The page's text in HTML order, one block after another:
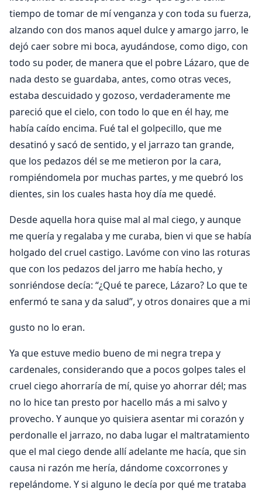
tiempo de tomar de mí venganza y con toda su fuerza,
alzando con dos manos aquel dulce y amargo jarro, le
dejó caer sobre mi boca, ayudándose, como digo, con
todo su poder, de manera que el pobre Lázaro, que de
nada desto se guardaba, antes, como otras veces,
estaba descuidado y gozoso, verdaderamente me
pareció que el cielo, con todo lo que en él hay, me
había caído encima. Fué tal el golpecillo, que me
desatinó y sacó de sentido, y el jarrazo tan grande,
que los pedazos dél se me metieron por la cara,
rompiéndomela por muchas partes, y me quebró los
dientes, sin los cuales hasta hoy día me quedé.
Desde aquella hora quise mal al mal ciego, y aunque
me quería y regalaba y me curaba, bien vi que se había
holgado del cruel castigo. Lavóme con vino las roturas
que con los pedazos del jarro me había hecho, y
sonriéndose decía: “¿Qué te parece, Lázaro? Lo que te
enfermó te sana y da salud”, y otros donaires que a mi
gusto no lo eran.
Ya que estuve medio bueno de mi negra trepa y
cardenales, considerando que a pocos golpes tales el
cruel ciego ahorraría de mí, quise yo ahorrar dél; mas
no lo hice tan presto por hacello más a mi salvo y
provecho. Y aunque yo quisiera asentar mi corazón y
perdonalle el jarrazo, no daba lugar el maltratamiento
que el mal ciego dende allí adelante me hacía, que sin
causa ni razón me hería, dándome coxcorrones y
repelándome. Y si alguno le decía por qué me trataba